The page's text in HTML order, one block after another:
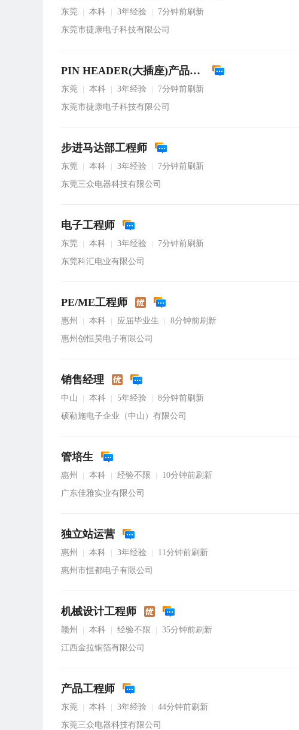
东莞 本科 3年经验
7分钟前刷新
东莞市捷康电子科技有限公司
PIN HEADER(大插座)产品开发高级工程师
东莞 本科 3年经验
7分钟前刷新
东莞市捷康电子科技有限公司
步进马达部工程师
东莞 本科 3年经验
7分钟前刷新
东莞三众电器科技有限公司
电子工程师
东莞 本科 3年经验
7分钟前刷新
东莞科汇电业有限公司
PE/ME工程师
惠州 本科 应届毕业生
8分钟前刷新
惠州创恒昊电子有限公司
销售经理
中山 本科 5年经验
8分钟前刷新
硕勒施电子企业（中山）有限公司
管培生
惠州 本科 经验不限
10分钟前刷新
广东佳雅实业有限公司
独立站运营
惠州 本科 3年经验
11分钟前刷新
惠州市恒都电子有限公司
机械设计工程师
赣州 本科 经验不限
35分钟前刷新
江西金拉铜箔有限公司
产品工程师
东莞 本科 3年经验
44分钟前刷新
东莞三众电器科技有限公司